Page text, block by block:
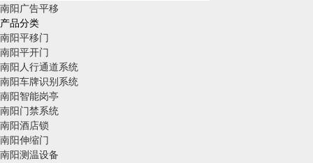
南阳广告平移
产品分类
南阳平移门
南阳平开门
南阳人行通道系统
南阳车牌识别系统
南阳智能岗亭
南阳门禁系统
南阳酒店锁
南阳伸缩门
南阳测温设备